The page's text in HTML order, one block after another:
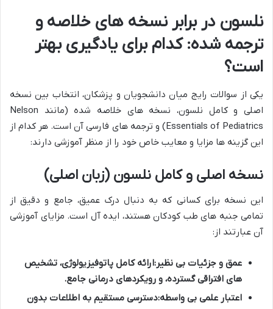
نلسون در برابر نسخه های خلاصه و
ترجمه شده: کدام برای یادگیری بهتر
است؟
یکی از سوالات رایج میان دانشجویان و پزشکان، انتخاب بین نسخه
اصلی و کامل نلسون، نسخه های خلاصه شده (مانند Nelson
Essentials of Pediatrics) و ترجمه های فارسی آن است. هر کدام از
این گزینه ها مزایا و معایب خاص خود را از منظر آموزشی دارند:
نسخه اصلی و کامل نلسون (زبان اصلی)
این نسخه برای کسانی که به دنبال درک عمیق، جامع و دقیق از
تمامی جنبه های طب کودکان هستند، ایده آل است. مزایای آموزشی
آن عبارتند از:
عمق و جزئیات بی نظیر:ارائه کامل پاتوفیزیولوژی، تشخیص
های افتراقی گسترده، و رویکردهای درمانی جامع.
اعتبار علمی بی واسطه:دسترسی مستقیم به اطلاعات بدون